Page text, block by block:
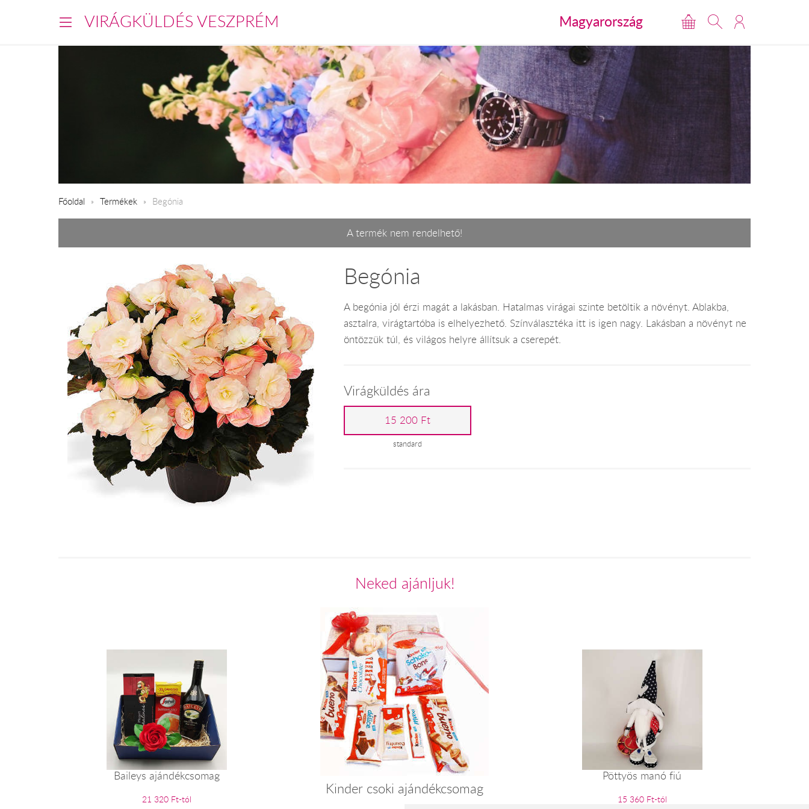
VIRÁGKÜLDÉS VESZPRÉM Magyarország
Főoldal Termékek Begónia
A termék nem rendelhető!
Begónia
A begónia jól érzi magát a lakásban. Hatalmas virágai szinte betöltik a növényt. Ablakba,
asztalra, virágtartóba is elhelyezhető. Színválasztéka itt is igen nagy. Lakásban a növényt ne
öntözzük túl, és világos helyre állítsuk a cserepét.
Virágküldés ára
15 200 Ft
standard
Neked ajánljuk!
Baileys ajándékcsomag
21 320 Ft-tól
Kinder csoki ajándékcsomag
Pöttyös manó fiú
15 360 Ft-tól